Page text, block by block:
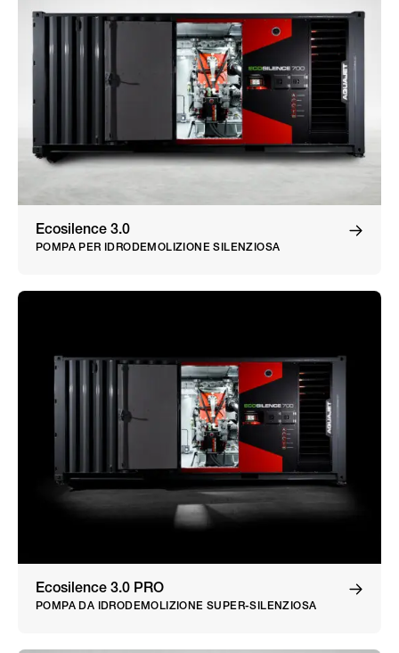
Ecosilence 3.0
POMPA PER IDRODEMOLIZIONE SILENZIOSA
Ecosilence 3.0 PRO
POMPA DA IDRODEMOLIZIONE SUPER-SILENZIOSA